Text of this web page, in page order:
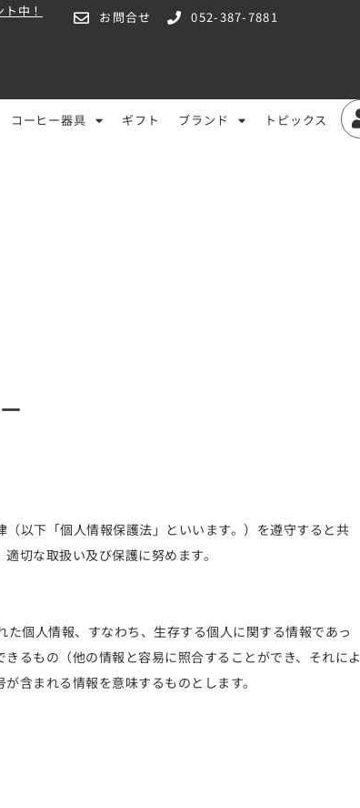
中！ お問合せ 052-387-7881
コーヒー器具 ギフト ブランド トピックス
以下「個人情報保護法」といいます。）を遵守すると共
切な取扱い及び保護に努めます。
個人情報、すなわち、生存する個人に関する情報であっ
るもの（他の情報と容易に照合することができ、それによ
含まれる情報を意味するものとします。